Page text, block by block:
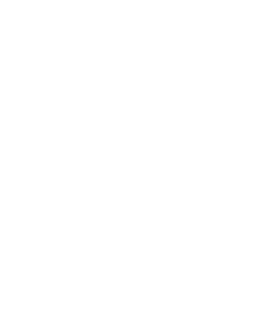
geltende Bedingungen.
sind unser
unserer Lizenzgeber und
Dazu gehören alle
an und für die Software
die wir Ihnen zur